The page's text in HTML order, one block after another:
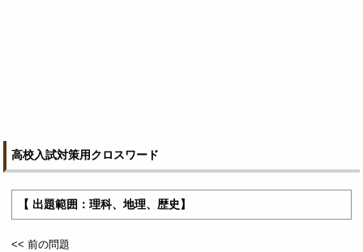
高校入試対策用クロスワード
【 出題範囲：理科、地理、歴史】
<< 前の問題